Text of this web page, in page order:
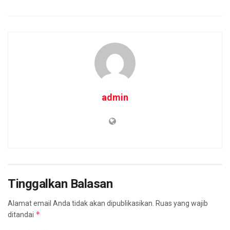
admin
Tinggalkan Balasan
Alamat email Anda tidak akan dipublikasikan. Ruas yang wajib
ditandai *